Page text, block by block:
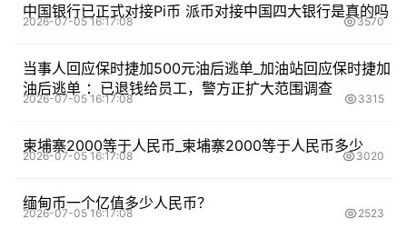
中国银行已正式对接Pi币 派币对接中国四大银行是真的吗
2026-07-05 16:17:08 3570
当事人回应保时捷加500元油后逃单_加油站回应保时捷加
油后逃单 ：已退钱给员工，警方正扩大范围调查
2026-07-05 16:17:08 3315
柬埔寨2000等于人民币_柬埔寨2000等于人民币多少
2026-07-05 16:17:08 3020
缅甸币一个亿值多少人民币？
2026-07-05 16:17:08 2523